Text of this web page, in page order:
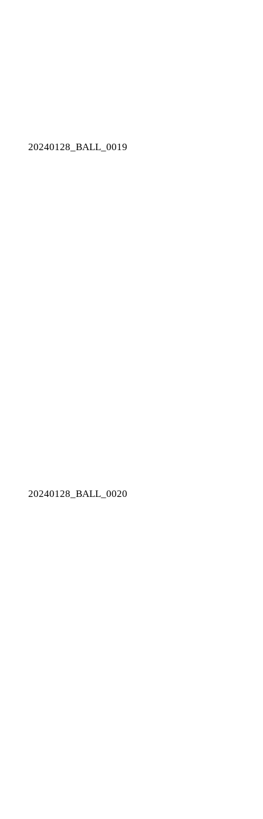
20240128_BALL_0019
20240128_BALL_0020